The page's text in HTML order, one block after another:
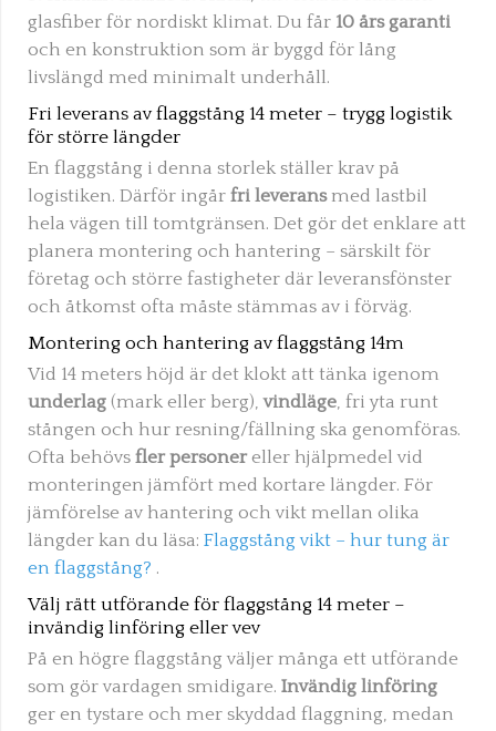
glasfiber för nordiskt klimat. Du får 10 års garanti
och en konstruktion som är byggd för lång
livslängd med minimalt underhåll.
Fri leverans av flaggstång 14 meter – trygg logistik
för större längder
En flaggstång i denna storlek ställer krav på
logistiken. Därför ingår fri leveransmed lastbil
hela vägen till tomtgränsen. Det gör det enklare att
planera montering och hantering – särskilt för
företag och större fastigheter där leveransfönster
och åtkomst ofta måste stämmas av i förväg.
Montering och hantering av flaggstång 14m
Vid 14 meters höjd är det klokt att tänka igenom
underlag (mark eller berg),vindläge, fri yta runt
stången och hur resning/fällning ska genomföras.
Ofta behövs fler personereller hjälpmedel vid
monteringen jämfört med kortare längder. För
jämförelse av hantering och vikt mellan olika
längder kan du läsa: Flaggstång vikt – hur tung är
en flaggstång? .
Välj rätt utförande för flaggstång 14 meter –
invändig linföring eller vev
På en högre flaggstång väljer många ett utförande
som gör vardagen smidigare. Invändig linföring
ger en tystare och mer skyddad flaggning, medan